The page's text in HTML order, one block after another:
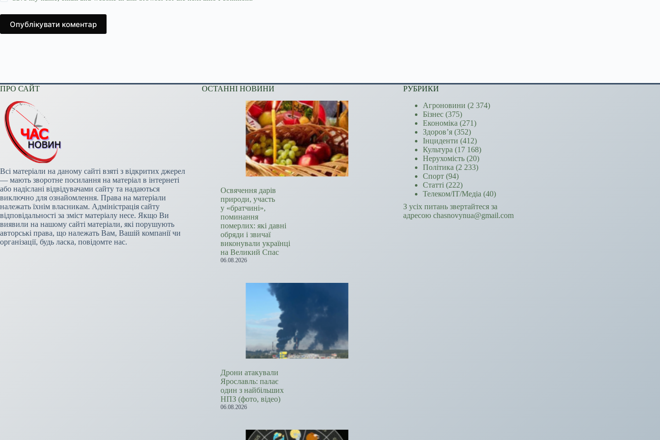
Опублікувати коментар
ПРО САЙТ
Всі матеріали на даному сайті взяті з відкритих джерел
— мають зворотне посилання на матеріал в інтернеті
або надіслані відвідувачами сайту та надаються
виключно для ознайомлення. Права на матеріали
належать їхнім власникам. Адміністрація сайту
відповідальності за зміст матеріалу несе. Якщо Ви
виявили на нашому сайті матеріали, які порушують
авторські права, що належать Вам, Вашій компанії чи
організації, будь ласка, повідомте нас.
ОСТАННІ НОВИНИ
Освячення дарів
природи, участь
у «братчині»,
поминання
померлих: які давні
обряди і звичаї
виконували українці
на Великий Спас
06.08.2026
Дрони атакували
Ярославль: палає
один з найбільших
НПЗ (фото, відео)
06.08.2026
РУБРИКИ
Агроновини (2 374)
Бізнес (375)
Економіка (271)
Здоров’я (352)
Інциденти (412)
Культура (17 168)
Нерухомість (20)
Політика (2 233)
Спорт (94)
Статті (222)
Телеком/ІТ/Медіа (40)
З усіх питань звертайтеся за
адресою chasnovynua@gmail.com